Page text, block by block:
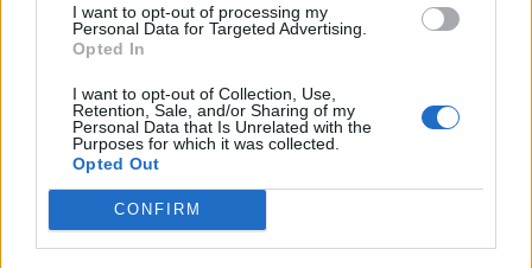
I want to opt-out of processing my
Personal Data for Targeted Advertising.
Opted In
I want to opt-out of Collection, Use,
Retention, Sale, and/or Sharing of my
Personal Data that Is Unrelated with the
Purposes for which it was collected.
Opted Out
CONFIRM
8. The Polar Express